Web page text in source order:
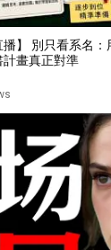
播】 別只看系名
畫真正對準